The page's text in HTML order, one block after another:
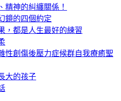
精神的糾纏關係！
鏡的四個約定
，都是人生最好的練習
性創傷後壓力症候群自我療癒聖
大的孩子